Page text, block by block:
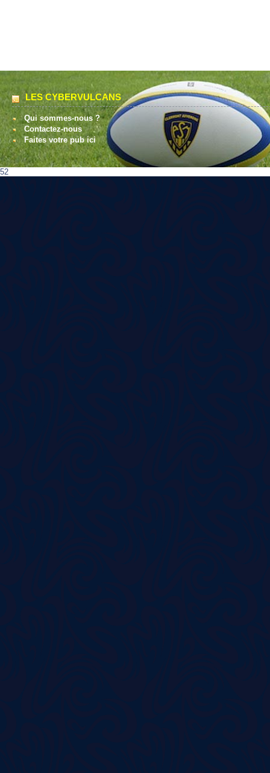
LES CYBERVULCANS
Qui sommes-nous ?
Contactez-nous
Faites votre pub ici
52